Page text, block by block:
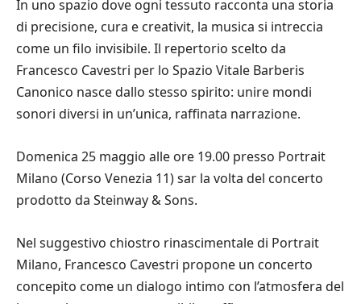
In uno spazio dove ogni tessuto racconta una storia
di precisione, cura e creativit, la musica si intreccia
come un filo invisibile. Il repertorio scelto da
Francesco Cavestri per lo Spazio Vitale Barberis
Canonico nasce dallo stesso spirito: unire mondi
sonori diversi in un’unica, raffinata narrazione.
Domenica 25 maggio alle ore 19.00 presso Portrait
Milano (Corso Venezia 11) sar la volta del concerto
prodotto da Steinway & Sons.
Nel suggestivo chiostro rinascimentale di Portrait
Milano, Francesco Cavestri propone un concerto
concepito come un dialogo intimo con l’atmosfera del